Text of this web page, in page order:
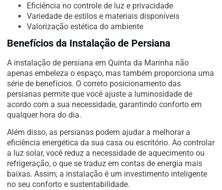
Eficiência no controle de luz e privacidade
Variedade de estilos e materiais disponíveis
Valorização estética do ambiente
Benefícios da Instalação de Persiana
A instalação de persiana em Quinta da Marinha não
apenas embeleza o espaço, mas também proporciona uma
série de benefícios. O correto posicionamento das
persianas permite que você ajuste a luminosidade de
acordo com a sua necessidade, garantindo conforto em
qualquer hora do dia.
Além disso, as persianas podem ajudar a melhorar a
eficiência energética da sua casa ou escritório. Ao controlar
a luz solar, você reduz a necessidade de aquecimento ou
refrigeração, o que se traduz em contas de energia mais
baixas. Assim, a instalação é um investimento inteligente
no seu conforto e sustentabilidade.